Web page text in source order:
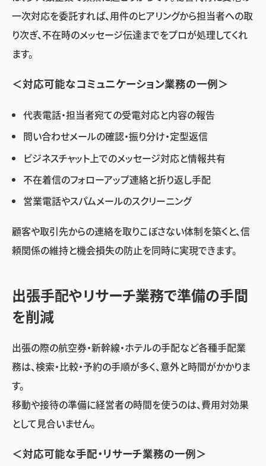
一次対応を委託すれば、用件のヒアリングから担当者への取
り次ぎ、不在時のメッセージ伝達までをプロが処理してくれ
ます。
＜対応可能なコミュニケーション業務の一例＞
代表電話・担当者宛ての受電対応と内容の報告
問い合わせメールの確認・振り分け・定型返信
ビジネスチャット上でのメッセージ対応と情報共有
不在着信のフォローアップ連絡と折り返し手配
営業電話やスパムメールのスクリーニング
顧客や取引先からの連絡を取りこぼさない体制を築くと、信
頼関係の維持と機会損失の防止を同時に実現できます。
出張手配やリサーチ業務で準備の手間
を削減
出張の際の航空券・新幹線・ホテルの手配など各種手配業
務は、検索・比較・予約の手順が多く、意外と時間がかかりま
す。
移動や接待の準備に経営者の時間を使うのは、費用対効果
として見合いません。
＜対応可能な手配・リサーチ業務の一例＞